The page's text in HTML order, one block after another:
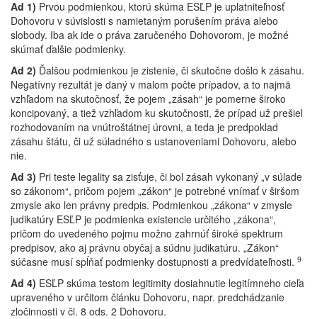
Ad 1) Prvou podmienkou, ktorú skúma ESĽP je uplatniteľnosť
Dohovoru v súvislosti s namietaným porušením práva alebo
slobody. Iba ak ide o práva zaručeného Dohovorom, je možné
skúmať ďalšie podmienky.
Ad 2) Ďalšou podmienkou je zistenie, či skutočne došlo k zásahu.
Negatívny rezultát je daný v malom počte prípadov, a to najmä
vzhľadom na skutočnosť, že pojem „zásah“ je pomerne široko
koncipovaný, a tiež vzhľadom ku skutočnosti, že prípad už prešiel
rozhodovaním na vnútroštátnej úrovni, a teda je predpoklad
zásahu štátu, či už súladného s ustanoveniami Dohovoru, alebo
nie.
Ad 3) Pri teste legality sa zisťuje, či bol zásah vykonaný „v súlade
so zákonom“, pričom pojem „zákon“ je potrebné vnímať v širšom
zmysle ako len právny predpis. Podmienkou „zákona“ v zmysle
judikatúry ESĽP je podmienka existencie určitého „zákona“,
pričom do uvedeného pojmu možno zahrnúť široké spektrum
predpisov, ako aj právnu obyčaj a súdnu judikatúru. „Zákon“
súčasne musí spĺňať podmienky dostupnosti a predvídateľnosti. 9
Ad 4) ESĽP skúma testom legitimity dosiahnutie legitímneho cieľa
upraveného v určitom článku Dohovoru, napr. predchádzanie
zločinnosti v čl. 8 ods. 2 Dohovoru.